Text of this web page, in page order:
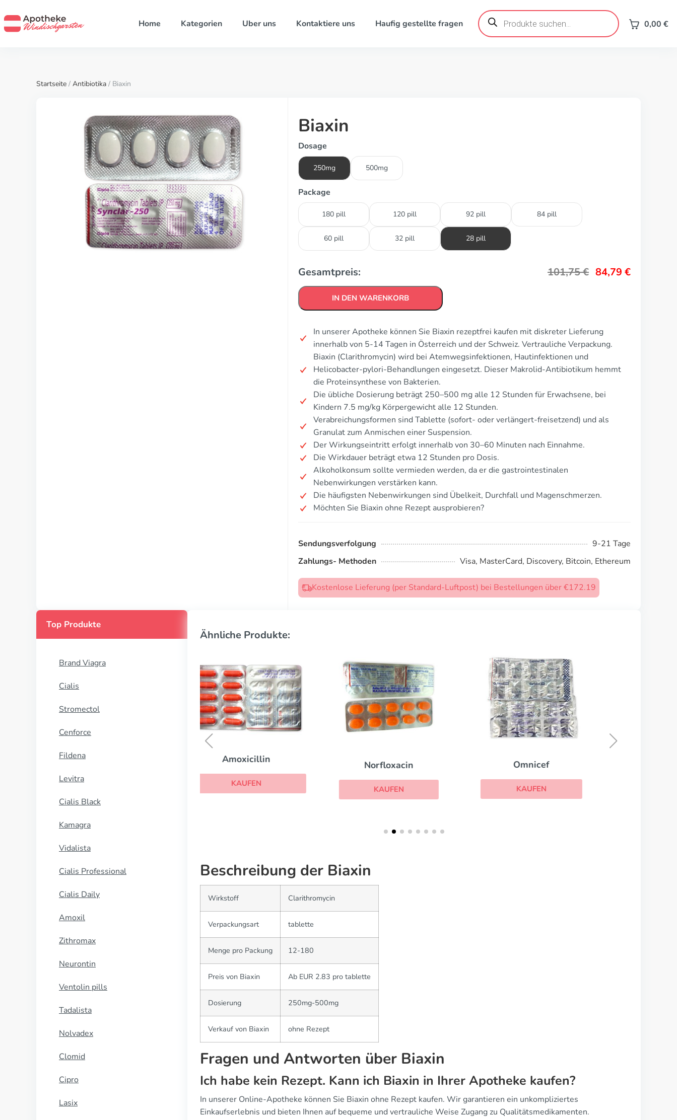
Home Kategorien Uber uns Kontaktiere uns Haufig gestellte fragen
Products
search 0,00 €
Startseite / Antibiotika / Biaxin
Biaxin
Dosage
250mg 500mg
Package
180 pill 120 pill 92 pill 84 pill
60 pill 32 pill 28 pill
Gesamtpreis: 101,75€ 84,79 €
IN DEN WARENKORB
In unserer Apotheke können Sie Biaxin rezeptfrei kaufen mit diskreter Lieferung
innerhalb von 5-14 Tagen in Österreich und der Schweiz. Vertrauliche Verpackung.
Biaxin (Clarithromycin) wird bei Atemwegsinfektionen, Hautinfektionen und
Helicobacter-pylori-Behandlungen eingesetzt. Dieser Makrolid-Antibiotikum hemmt
die Proteinsynthese von Bakterien.
Die übliche Dosierung beträgt 250–500 mg alle 12 Stunden für Erwachsene, bei
Kindern 7.5 mg/kg Körpergewicht alle 12 Stunden.
Verabreichungsformen sind Tablette (sofort- oder verlängert-freisetzend) und als
Granulat zum Anmischen einer Suspension.
Der Wirkungseintritt erfolgt innerhalb von 30–60 Minuten nach Einnahme.
Die Wirkdauer beträgt etwa 12 Stunden pro Dosis.
Alkoholkonsum sollte vermieden werden, da er die gastrointestinalen
Nebenwirkungen verstärken kann.
Die häufigsten Nebenwirkungen sind Übelkeit, Durchfall und Magenschmerzen.
Möchten Sie Biaxin ohne Rezept ausprobieren?
Sendungsverfolgung
9-21 Tage
Zahlungs- Methoden
Visa, MasterCard, Discovery, Bitcoin, Ethereum
Kostenlose Lieferung (per Standard-Luftpost) bei Bestellungen über €172.19
Top Produkte
Brand Viagra
Cialis
Stromectol
Cenforce
Fildena
Levitra
Cialis Black
Kamagra
Vidalista
Cialis Professional
Cialis Daily
Amoxil
Zithromax
Neurontin
Ventolin pills
Tadalista
Nolvadex
Clomid
Cipro
Lasix
Ähnliche Produkte:
Norfloxacin
KAUFEN
Omnicef
KAUFEN
Tinidazole
Beschreibung der Biaxin
Wirkstoff Clarithromycin
Verpackungsart tablette
Menge pro Packung 12-180
Preis von Biaxin Ab EUR 2.83 pro tablette
Dosierung 250mg-500mg
Verkauf von Biaxin ohne Rezept
Fragen und Antworten über Biaxin
Ich habe kein Rezept. Kann ich Biaxin in Ihrer Apotheke kaufen?
In unserer Online-Apotheke können Sie Biaxin ohne Rezept kaufen. Wir garantieren ein unkompliziertes
Einkaufserlebnis und bieten Ihnen auf bequeme und vertrauliche Weise Zugang zu Qualitätsmedikamenten.